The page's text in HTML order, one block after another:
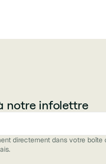
notre infolettre
directement dans votre boîte